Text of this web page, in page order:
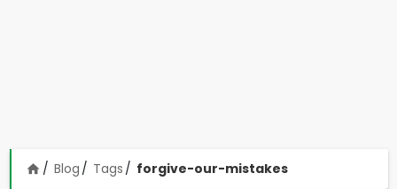
home Blog Tags forgive-our-mistakes